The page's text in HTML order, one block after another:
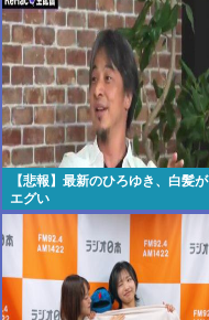
【悲報】最新のひろゆき、白髪が
エグい